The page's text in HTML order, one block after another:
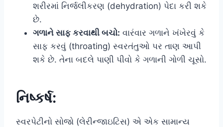
શરીરમાં નિર્જલીકરણ (dehydration) પેદા કરી શકે
છે.
ગળાને સાફ કરવાથી બચો: વારંવાર ગળાને ખંખેરવું કે
સાફ કરવું (throating) સ્વરતંતુઓ પર તાણ આપી
શકે છે. તેના બદલે પાણી પીવો કે ગળાની ગોળી ચૂસો.
નિષ્કર્ષ:
સ્વરપેટીનો સોજો (લેરીન્જાઇટિસ) એ એક સામાન્ય